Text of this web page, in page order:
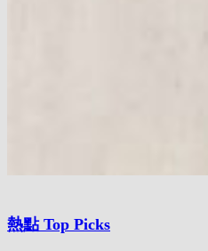
熱點 Top Picks